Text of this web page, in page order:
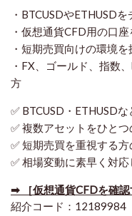
・BTCUSDやETHUSD
・仮想通貨CFD用の口
・短期売買向けの環境
・FX、ゴールド、指数
方
✅ BTCUSD・ETHUSD
✅ 複数アセットをひと
✅ 短期売買を重視する
✅ 相場変動に素早く対
➡ ［仮想通貨CFDを確認
紹介コード：12189984